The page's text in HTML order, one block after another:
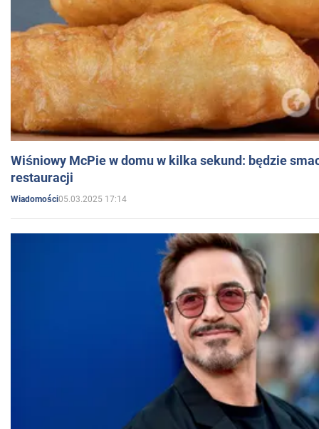
Wiśniowy McPie w domu w kilka sekund: będzie
restauracji
Wiadomości05.03.2025 17:14